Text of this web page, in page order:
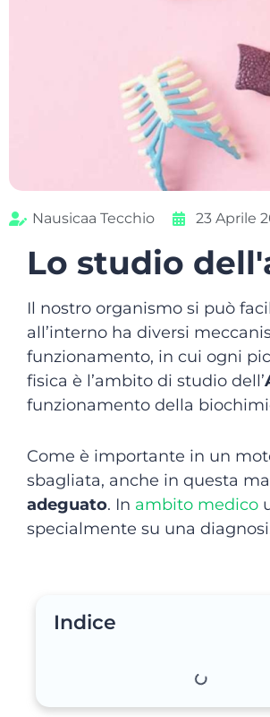
Nausicaa Tecchio 23 Aprile
Lo studio
Il nostro organismo si può
all’interno ha diversi
funzionamento, in cui ogni
fisica è l’ambito di studio dell’
funzionamento della
Come è importante in un
sbagliata, anche in questa
adeguato. In ambito medico
specialmente su una
Indice